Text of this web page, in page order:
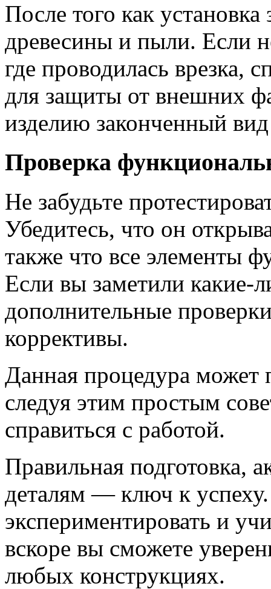
После того как
древесины и пыли. Если
где проводилась врезка,
для защиты от внешних
изделию законченный
Проверка
Не забудьте
Убедитесь, что он
также что все элементы
Если вы заметили какие-
дополнительные
коррективы.
Данная процедура может
следуя этим простым
справиться с работой.
Правильная подготовка,
деталям — ключ к
экспериментировать и
вскоре вы сможете
любых конструкциях.